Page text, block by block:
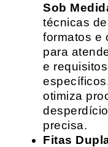
Sob
técnicas
formatos e
para
e
otimiza
precisa.
Fitas